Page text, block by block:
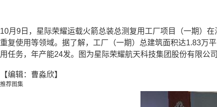
10月9日，星际荣耀运载火箭总装总测复用工厂项目（一期）
重复使用等领域。据了解，工厂（一期）总建筑面积达1.83万
用任务，年产能24发。图为星际荣耀航天科技集团股份有限公
【编辑：曹淼欣】
推荐图集